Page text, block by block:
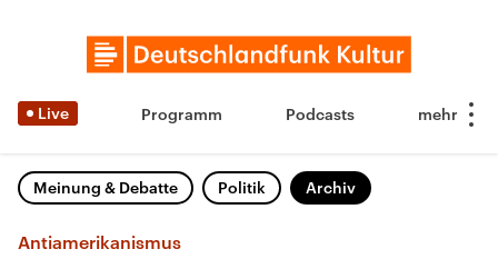
Live Programm Podcasts
Meinung & Debatte Politik Archiv
Antiamerikanismus